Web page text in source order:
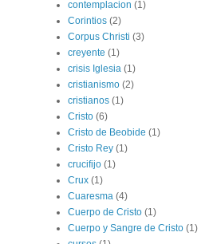
contemplacion (1)
Corintios (2)
Corpus Christi (3)
creyente (1)
crisis Iglesia (1)
cristianismo (2)
cristianos (1)
Cristo (6)
Cristo de Beobide (1)
Cristo Rey (1)
crucifijo (1)
Crux (1)
Cuaresma (4)
Cuerpo de Cristo (1)
Cuerpo y Sangre de Cristo (1)